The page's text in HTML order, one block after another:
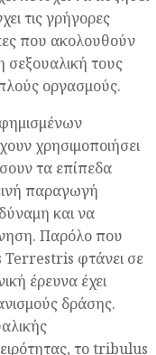
τις γρήγορες
που ακολουθούν
σεξουαλική τους
οργασμούς.
χρησιμοποιήσει
τα επίπεδα
παραγωγή
και να
Παρόλο που
Terrestris φτάνει σε
έρευνα έχει
δράσης.
το tribulus